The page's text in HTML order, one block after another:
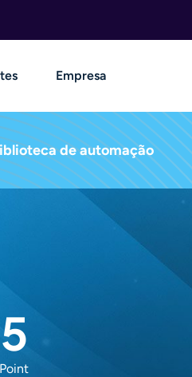
Empresa
de automação